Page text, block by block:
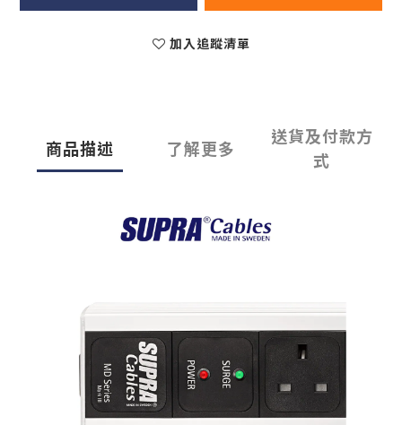
加入追蹤清單
商品描述 了解更多
送貨及付款方
式